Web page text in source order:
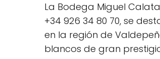
La Bodega Miguel
+34 926 34 80 70, se
en la región de
blancos de gran